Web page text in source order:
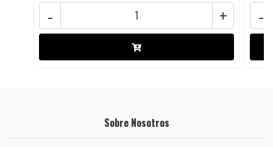
+
- -
Sobre Nosotros